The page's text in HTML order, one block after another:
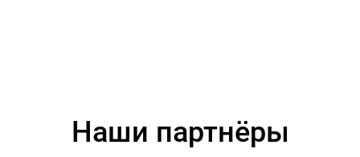
Наши партнёры